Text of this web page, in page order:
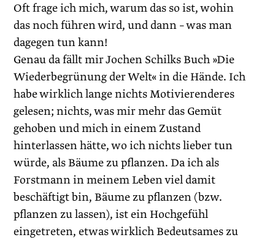
Oft frage ich mich, warum das so ist, wohin
das noch führen wird, und dann – was man
dagegen tun kann!
Genau da fällt mir Jochen Schilks Buch »Die
Wiederbegrünung der Welt« in die Hände. Ich
habe wirklich lange nichts Motivierenderes
gelesen; nichts, was mir mehr das Gemüt
gehoben und mich in einem Zustand
hinterlassen hätte, wo ich nichts lieber tun
würde, als Bäume zu pflanzen. Da ich als
Forstmann in meinem Leben viel damit
beschäftigt bin, Bäume zu pflanzen (bzw.
pflanzen zu lassen), ist ein Hochgefühl
eingetreten, etwas wirklich Bedeutsames zu